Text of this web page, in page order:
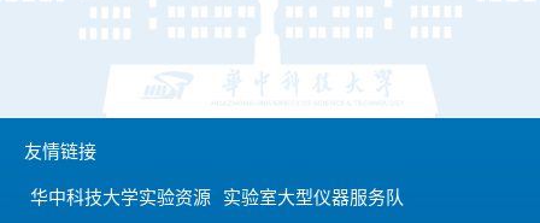
友情链接
华中科技大学实验资源 实验室大型仪器服务队